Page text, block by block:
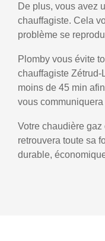
De plus, vous avez
chauffagiste. Cela
problème se
Plomby vous évite
chauffagiste Zétrud-
moins de 45 min
vous
Votre chaudière
retrouvera toute sa
durable,